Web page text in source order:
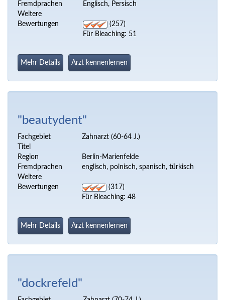
Fremdprachen
Englisch, Persisch
Weitere
Bewertungen
(257)
Für Bleaching: 51
Mehr Details Arzt kennenlernen
"beautydent"
Fachgebiet
Zahnarzt (60-64 J.)
Titel
Region
Berlin-Marienfelde
Fremdprachen
englisch, polnisch, spanisch, türkisch
Weitere
Bewertungen
(317)
Für Bleaching: 48
Mehr Details Arzt kennenlernen
"dockrefeld"